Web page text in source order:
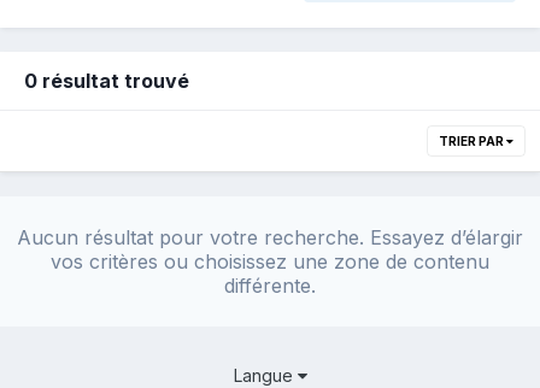
0 résultat trouvé
TRIER PAR
Aucun résultat pour votre recherche. Essayez d’élargir
vos critères ou choisissez une zone de contenu
différente.
Langue